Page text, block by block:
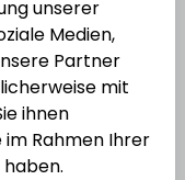
anzeigen
unserer
Medien,
Partner
mit
ihnen
Rahmen Ihrer